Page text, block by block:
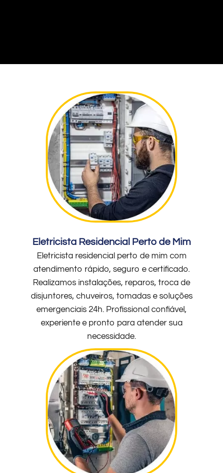
Eletricista Residencial Perto de Mim
Eletricista residencial perto de mim com
atendimento rápido, seguro e certificado.
Realizamos instalações, reparos, troca de
disjuntores, chuveiros, tomadas e soluções
emergenciais 24h. Profissional confiável,
experiente e pronto para atender sua
necessidade.